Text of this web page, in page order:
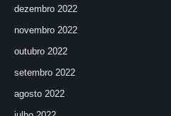
dezembro 2022
novembro 2022
outubro 2022
setembro 2022
agosto 2022